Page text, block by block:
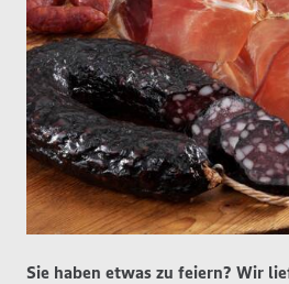
Sie haben etwas zu feiern? Wir